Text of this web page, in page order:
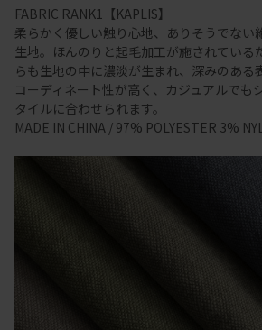
FABRIC RANK1【KAPLIS】
柔らかく優しい触り心地、ありそうでない
生地。ほんのりと起毛加工が施されている
らも生地の中に濃淡が生まれ、深みのある
コーディネート性が高く、カジュアルでも
タイルに合わせられます。
MADE IN CHINA / 97% POLYESTER 3%